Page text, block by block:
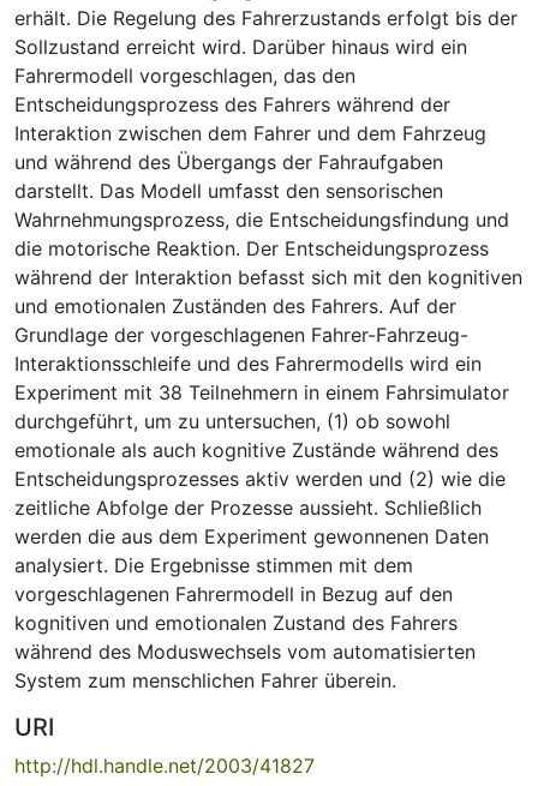
erhält. Die Regelung des Fahrerzustands erfolgt bis der
Sollzustand erreicht wird. Darüber hinaus wird ein
Fahrermodell vorgeschlagen, das den
Entscheidungsprozess des Fahrers während der
Interaktion zwischen dem Fahrer und dem Fahrzeug
und während des Übergangs der Fahraufgaben
darstellt. Das Modell umfasst den sensorischen
Wahrnehmungsprozess, die Entscheidungsfindung und
die motorische Reaktion. Der Entscheidungsprozess
während der Interaktion befasst sich mit den kognitiven
und emotionalen Zuständen des Fahrers. Auf der
Grundlage der vorgeschlagenen Fahrer-Fahrzeug-
Interaktionsschleife und des Fahrermodells wird ein
Experiment mit 38 Teilnehmern in einem Fahrsimulator
durchgeführt, um zu untersuchen, (1) ob sowohl
emotionale als auch kognitive Zustände während des
Entscheidungsprozesses aktiv werden und (2) wie die
zeitliche Abfolge der Prozesse aussieht. Schließlich
werden die aus dem Experiment gewonnenen Daten
analysiert. Die Ergebnisse stimmen mit dem
vorgeschlagenen Fahrermodell in Bezug auf den
kognitiven und emotionalen Zustand des Fahrers
während des Moduswechsels vom automatisierten
System zum menschlichen Fahrer überein.
URI
http://hdl.handle.net/2003/41827